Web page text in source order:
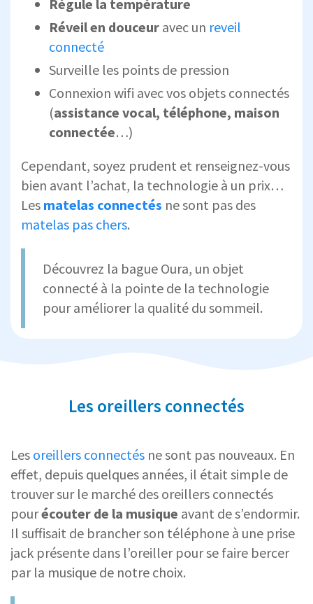
Régule la température
Réveil en douceur avec un reveil
connecté
Surveille les points de pression
Connexion wifi avec vos objets connectés
(assistance vocal, téléphone, maison
connectée…)
Cependant, soyez prudent et renseignez-vous
bien avant l’achat, la technologie à un prix…
Les matelas connectés ne sont pas des
matelas pas chers.
Découvrez la bague Oura, un objet
connecté à la pointe de la technologie
pour améliorer la qualité du sommeil.
Les oreillers connectés
Les oreillers connectés ne sont pas nouveaux. En
effet, depuis quelques années, il était simple de
trouver sur le marché des oreillers connectés
pourécouter de la musique avant de s’endormir.
Il suffisait de brancher son téléphone à une prise
jack présente dans l’oreiller pour se faire bercer
par la musique de notre choix.